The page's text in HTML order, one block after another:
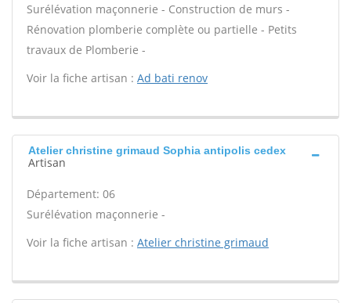
Surélévation maçonnerie - Construction de murs -
Rénovation plomberie complète ou partielle - Petits
travaux de Plomberie -
Voir la fiche artisan : Ad bati renov
Atelier christine grimaud Sophia antipolis cedex
Artisan
Département: 06
Surélévation maçonnerie -
Voir la fiche artisan : Atelier christine grimaud